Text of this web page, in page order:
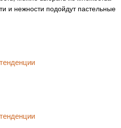
и нежности подойдут пастельные